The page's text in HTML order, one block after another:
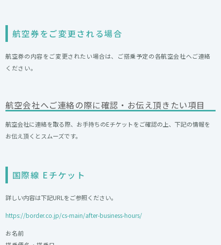
航空券をご変更される場合
航空券の内容をご変更されたい場合は、ご搭乗予定の各航空会社へご連絡
ください。
航空会社へご連絡の際に確認・お伝え頂きたい項目
航空会社に連絡を取る際、お手持ちのEチケットをご確認の上、下記の情報を
お伝え頂くとスムーズです。
国際線 Eチケット
詳しい内容は下記URLをご参照ください。
https://border.co.jp/cs-main/after-business-hours/
お名前